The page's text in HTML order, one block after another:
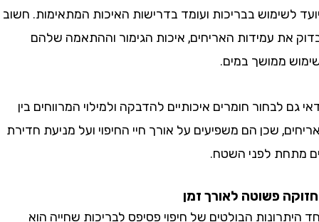
בבריכות ועומד בדרישות האיכות המתאימות. חשוב
עמידות האריחים, איכות הגימור וההתאמה שלהם
ממושך במים.
לבחור חומרים איכותיים להדבקה ולמילוי המרווחים בין
שכן הם משפיעים על אורך חיי החיפוי ועל מניעת חדירת
לפני השטח.
פשוטה לאורך זמן
הבולטים של חיפוי פסיפס לבריכות שחייה הוא